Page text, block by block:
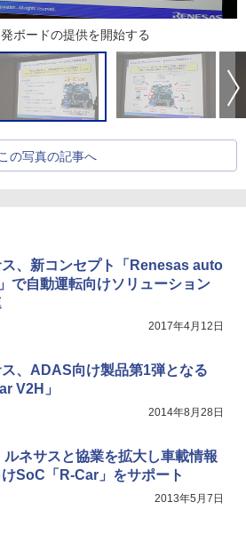
ボードの提供を開始する
この写真の記事へ
ス、新コンセプト「Renesas auto
で自動運転向けソリューション
2017年4月12日
、ADAS向け製品第1弾となる
V2H」
2014年8月28日
ルネサスと協業を拡大し車載情報
SoC「R-Car」をサポート
2013年5月7日